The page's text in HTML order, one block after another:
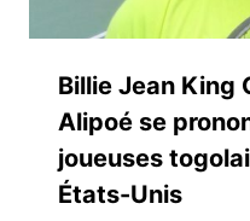
Billie Jean King
Alipoé se
joueuses
États-Unis